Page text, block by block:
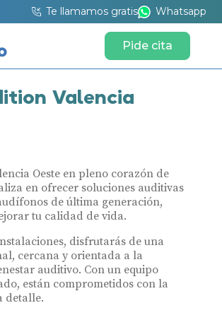
Te llamamos gratis Whatsapp
Pide cita
Valencia
Oeste en pleno corazón de
en ofrecer soluciones auditivas
de última generación,
tu calidad de vida.
disfrutarás de una
cercana y orientada a la
auditivo. Con un equipo
están comprometidos con la
detalle.